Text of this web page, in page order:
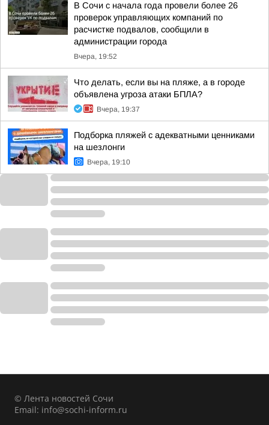
В Сочи с начала года провели более 26
проверок управляющих компаний по
расчистке подвалов, сообщили в
администрации города
Вчера, 19:52
Что делать, если вы на пляже, а в городе
объявлена угроза атаки БПЛА?
Вчера, 19:37
Подборка пляжей с адекватными ценниками
на шезлонги
Вчера, 19:10
© Лента новостей Сочи
Email: info@sochi-inform.ru